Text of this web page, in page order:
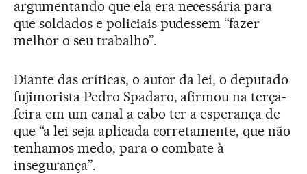
argumentando que ela era necessária para
que soldados e policiais pudessem “fazer
melhor o seu trabalho”.
Diante das críticas, o autor da lei, o deputado
fujimorista Pedro Spadaro, afirmou na terça-
feira em um canal a cabo ter a esperança de
que “a lei seja aplicada corretamente, que não
tenhamos medo, para o combate à
insegurança”.